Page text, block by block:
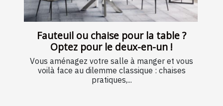
Fauteuil ou chaise pour la table ?
Optez pour le deux-en-un !
Vous aménagez votre salle à manger et vous
voilà face au dilemme classique : chaises
pratiques,...